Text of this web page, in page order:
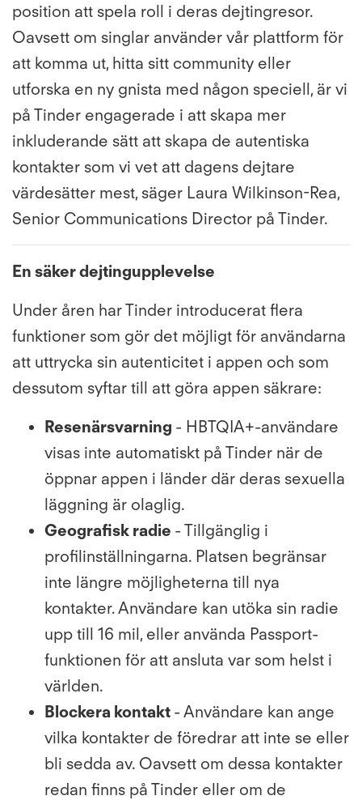
position att spela roll i deras dejtingresor.
Oavsett om singlar använder vår plattform för
att komma ut, hitta sitt community eller
utforska en ny gnista med någon speciell, är vi
på Tinder engagerade i att skapa mer
inkluderande sätt att skapa de autentiska
kontakter som vi vet att dagens dejtare
värdesätter mest, säger Laura Wilkinson-Rea,
Senior Communications Director på Tinder.
En säker dejtingupplevelse
Under åren har Tinder introducerat flera
funktioner som gör det möjligt för användarna
att uttrycka sin autenticitet i appen och som
dessutom syftar till att göra appen säkrare:
Resenärsvarning - HBTQIA+-användare
visas inte automatiskt på Tinder när de
öppnar appen i länder där deras sexuella
läggning är olaglig.
Geografisk radie - Tillgänglig i
profilinställningarna. Platsen begränsar
inte längre möjligheterna till nya
kontakter. Användare kan utöka sin radie
upp till 16 mil, eller använda Passport-
funktionen för att ansluta var som helst i
världen.
Blockera kontakt - Användare kan ange
vilka kontakter de föredrar att inte se eller
bli sedda av. Oavsett om dessa kontakter
redan finns på Tinder eller om de